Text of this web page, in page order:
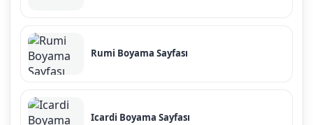
Rumi Boyama Sayfası
Icardi Boyama Sayfası